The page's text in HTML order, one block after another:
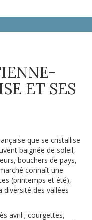
ET SES
que se cristallise
baignée de soleil,
bouchers de pays,
connaît une
(printemps et été),
diversité des vallées
avril ; courgettes,